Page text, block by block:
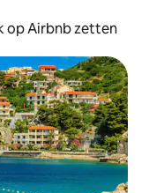
op Airbnb zetten